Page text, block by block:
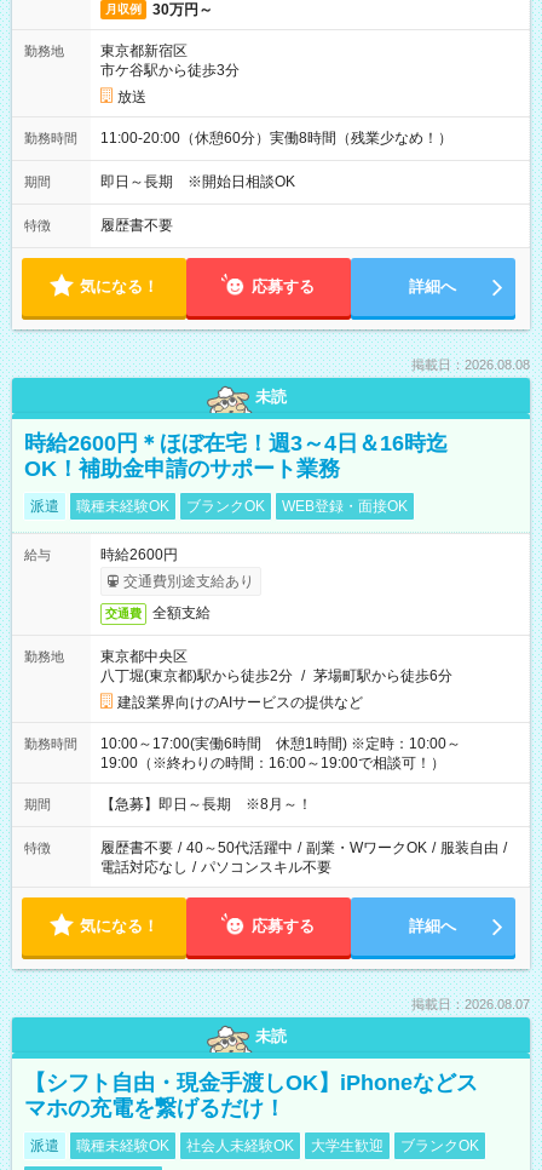
月収例 30万円～
勤務地
東京都新宿区
市ケ谷駅から徒歩3分
放送
勤務時間 11:00-20:00（休憩60分）実働8時間（残業少なめ！）
期間 即日～長期 ※開始日相談OK
特徴 履歴書不要
気になる！ 応募する 詳細へ
掲載日：2026.08.08
未読
時給2600円＊ほぼ在宅！週3～4日＆16時迄
OK！補助金申請のサポート業務
派遣 職種未経験OK ブランクOK WEB登録・面接OK
給与
時給2600円
交通費別途支給あり
交通費 全額支給
勤務地
東京都中央区
八丁堀(東京都)駅から徒歩2分 / 茅場町駅から徒歩6分
建設業界向けのAIサービスの提供など
勤務時間
10:00～17:00(実働6時間 休憩1時間) ※定時：10:00～
19:00（※終わりの時間：16:00～19:00で相談可！）
期間 【急募】即日～長期 ※8月～！
特徴 履歴書不要 / 40～50代活躍中 / 副業・WワークOK / 服装自由 /
電話対応なし / パソコンスキル不要
気になる！ 応募する 詳細へ
掲載日：2026.08.07
未読
【シフト自由・現金手渡しOK】iPhoneなどス
マホの充電を繋げるだけ！
派遣 職種未経験OK 社会人未経験OK 大学生歓迎
ブランクOK